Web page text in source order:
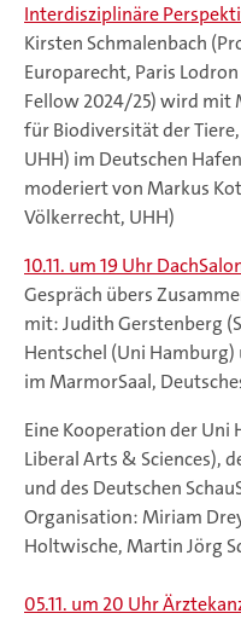
Interdisziplinäre
Kirsten Schmalenbach
Europarecht, Paris
Fellow 2024/25) wird mit
für Biodiversität der
UHH) im Deutschen
moderiert von Markus
Völkerrecht, UHH)
10.11. um 19 Uhr
Gespräch übers
mit: Judith Gerstenberg
Hentschel (Uni Hamburg)
im MarmorSaal,
Eine Kooperation der
Liberal Arts & Sciences),
und des Deutschen
Organisation: Miriam
Holtwische, Martin Jörg
05.11. um 20 Uhr